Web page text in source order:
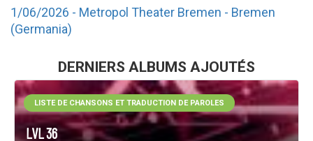
1/06/2026 - Metropol Theater Bremen - Bremen
(Germania)
DERNIERS ALBUMS AJOUTÉS
LVL 36
LISTE DE CHANSONS ET TRADUCTION DE PAROLES